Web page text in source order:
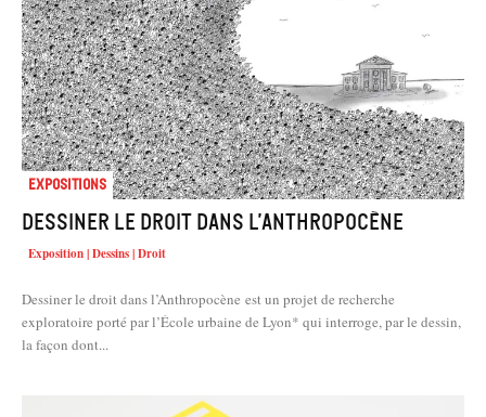
Expositions
Dessiner le droit dans l’Anthropocène
Exposition | Dessins | Droit
Dessiner le droit dans l’Anthropocène est un projet de recherche
exploratoire porté par l’École urbaine de Lyon* qui interroge, par le dessin,
la façon dont...